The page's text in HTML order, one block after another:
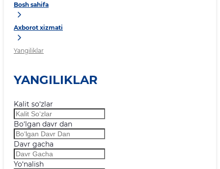
Bosh sahifa
Axborot xizmati
Yangiliklar
YANGILIKLAR
Kalit so‘zlar
Bo‘lgan davr dan
Davr gacha
Yo‘nalish